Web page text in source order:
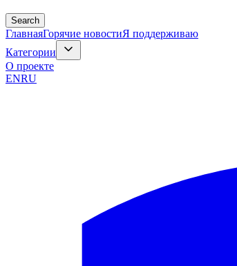
Search
ГлавнаяГорячие новостиЯ поддерживаю
Категории
О проекте
ENRU